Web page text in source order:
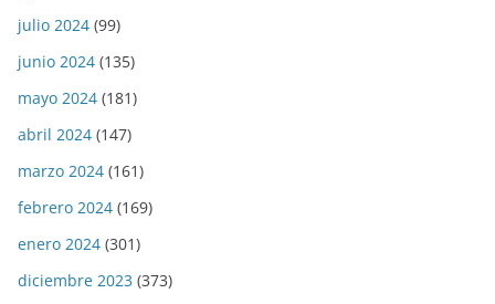
julio 2024 (99)
junio 2024 (135)
mayo 2024 (181)
abril 2024 (147)
marzo 2024 (161)
febrero 2024 (169)
enero 2024 (301)
diciembre 2023 (373)